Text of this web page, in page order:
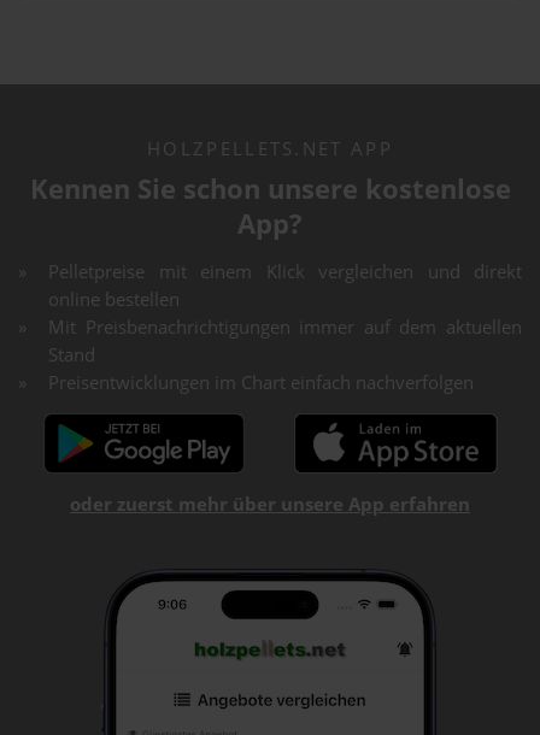
HOLZPELLETS.NET APP
Kennen Sie schon unsere kostenlose
App?
Pelletpreise mit einem Klick vergleichen und direkt
online bestellen
Mit Preisbenachrichtigungen immer auf dem aktuellen
Stand
Preisentwicklungen im Chart einfach nachverfolgen
oder zuerst mehr über unsere App erfahren